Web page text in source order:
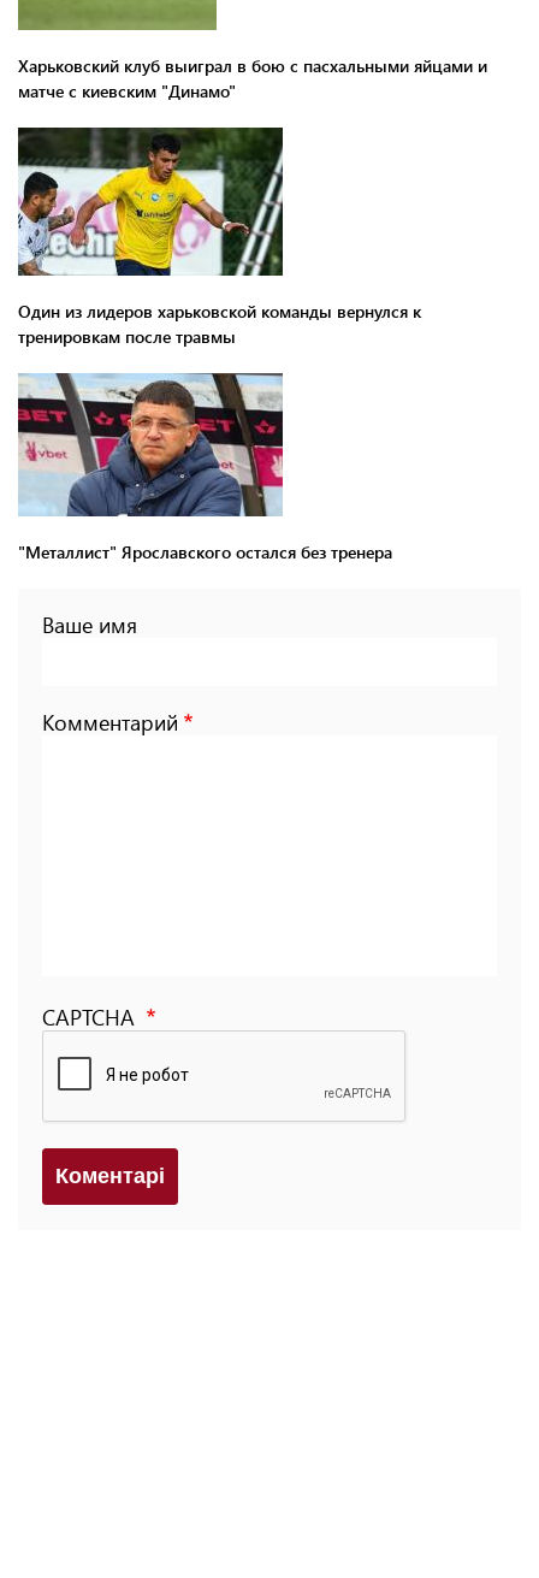
Харьковский клуб выиграл в бою с пасхальными яйцами и
матче с киевским "Динамо"
Один из лидеров харьковской команды вернулся к
тренировкам после травмы
"Металлист" Ярославского остался без тренера
Ваше имя
Комментарий
CAPTCHA
Коментарi